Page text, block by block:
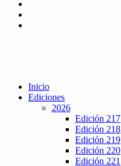
Inicio
Ediciones
2026
Edición 217
Edición 218
Edición 219
Edición 220
Edición 221